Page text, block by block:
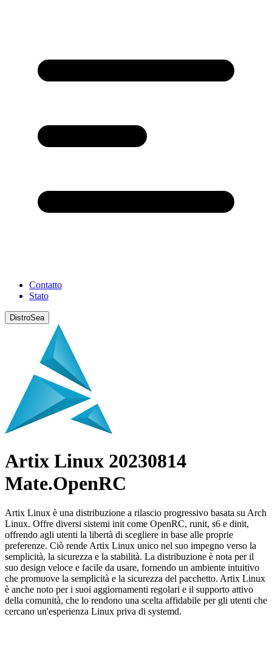
Contatto
Stato
DistroSea
Artix Linux 20230814
Mate.OpenRC
Artix Linux è una distribuzione a rilascio progressivo basata su Arch
Linux. Offre diversi sistemi init come OpenRC, runit, s6 e dinit,
offrendo agli utenti la libertà di scegliere in base alle proprie
preferenze. Ciò rende Artix Linux unico nel suo impegno verso la
semplicità, la sicurezza e la stabilità. La distribuzione è nota per il
suo design veloce e facile da usare, fornendo un ambiente intuitivo
che promuove la semplicità e la sicurezza del pacchetto. Artix Linux
è anche noto per i suoi aggiornamenti regolari e il supporto attivo
della comunità, che lo rendono una scelta affidabile per gli utenti che
cercano un'esperienza Linux priva di systemd.